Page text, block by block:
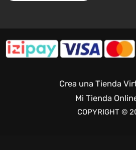
Crea una Tienda
Mi Tienda
COPYRIGHT ©